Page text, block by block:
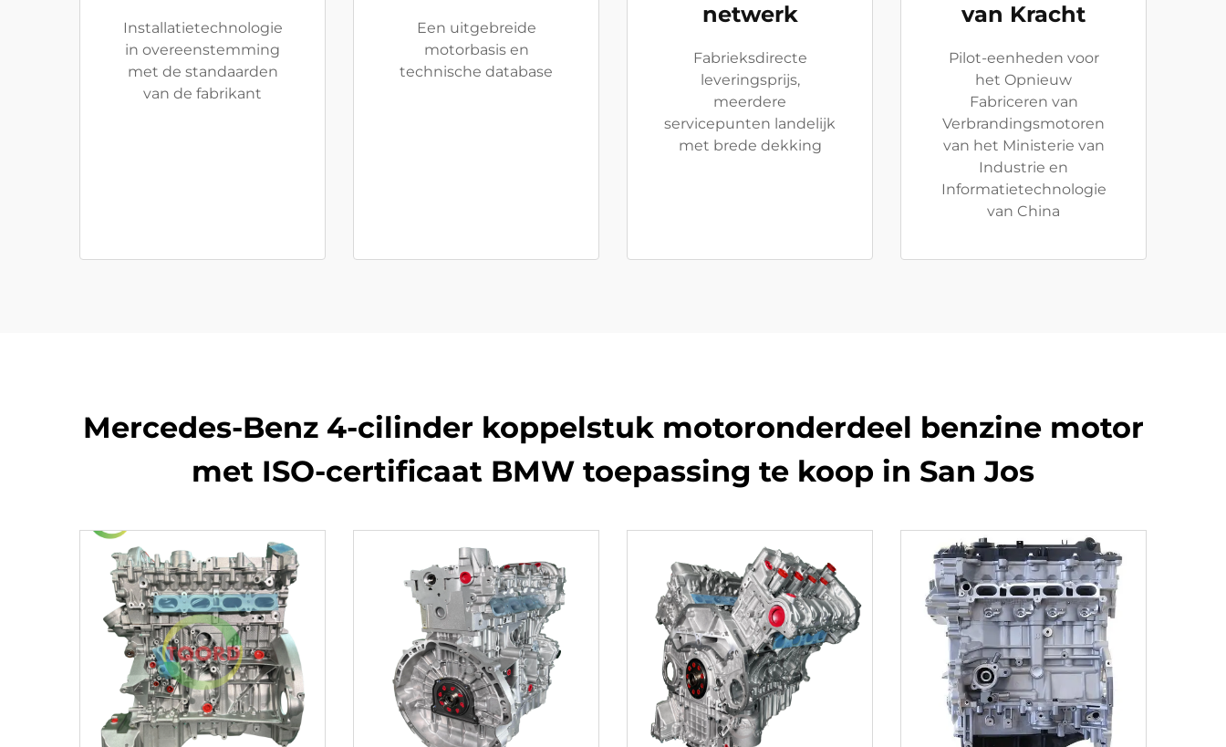
Installatietechnologie
in overeenstemming
met de standaarden
van de fabrikant
Een uitgebreide
motorbasis en
technische database
netwerk
Fabrieksdirecte
leveringsprijs,
meerdere
servicepunten landelijk
met brede dekking
van Kracht
Pilot-eenheden voor
het Opnieuw
Fabriceren van
Verbrandingsmotoren
van het Ministerie van
Industrie en
Informatietechnologie
van China
Mercedes-Benz 4-cilinder koppelstuk motoronderdeel benzine motor
met ISO-certificaat BMW toepassing te koop in San Jos